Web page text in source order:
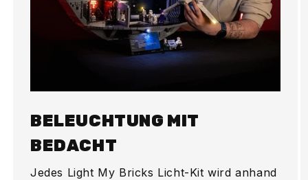
BELEUCHTUNG MIT
BEDACHT
Jedes Light My Bricks Licht-Kit wird anhand